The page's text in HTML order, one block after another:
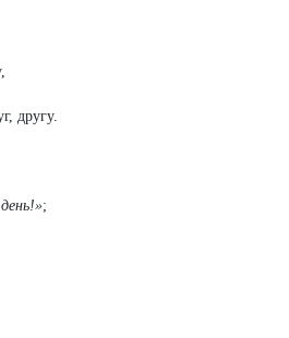
другу.
;